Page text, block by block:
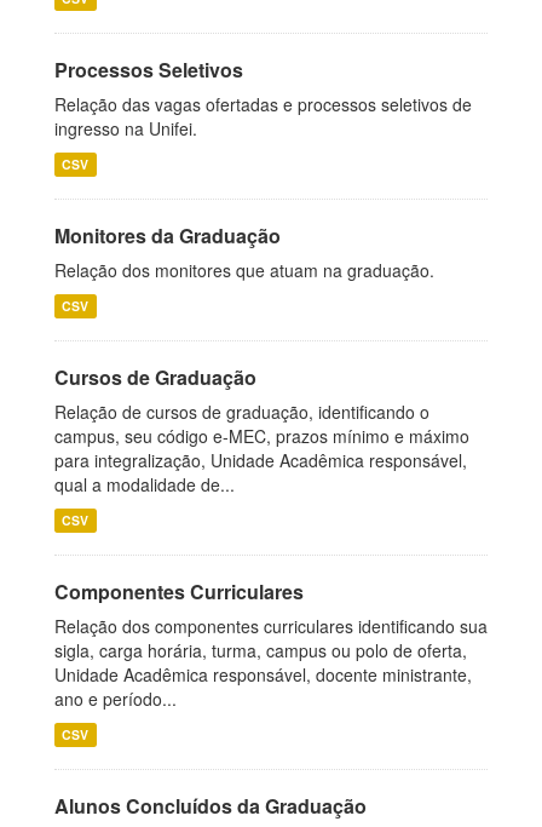
Processos Seletivos
Relação das vagas ofertadas e processos seletivos de
ingresso na Unifei.
CSV
Monitores da Graduação
Relação dos monitores que atuam na graduação.
CSV
Cursos de Graduação
Relação de cursos de graduação, identificando o
campus, seu código e-MEC, prazos mínimo e máximo
para integralização, Unidade Acadêmica responsável,
qual a modalidade de...
CSV
Componentes Curriculares
Relação dos componentes curriculares identificando sua
sigla, carga horária, turma, campus ou polo de oferta,
Unidade Acadêmica responsável, docente ministrante,
ano e período...
CSV
Alunos Concluídos da Graduação